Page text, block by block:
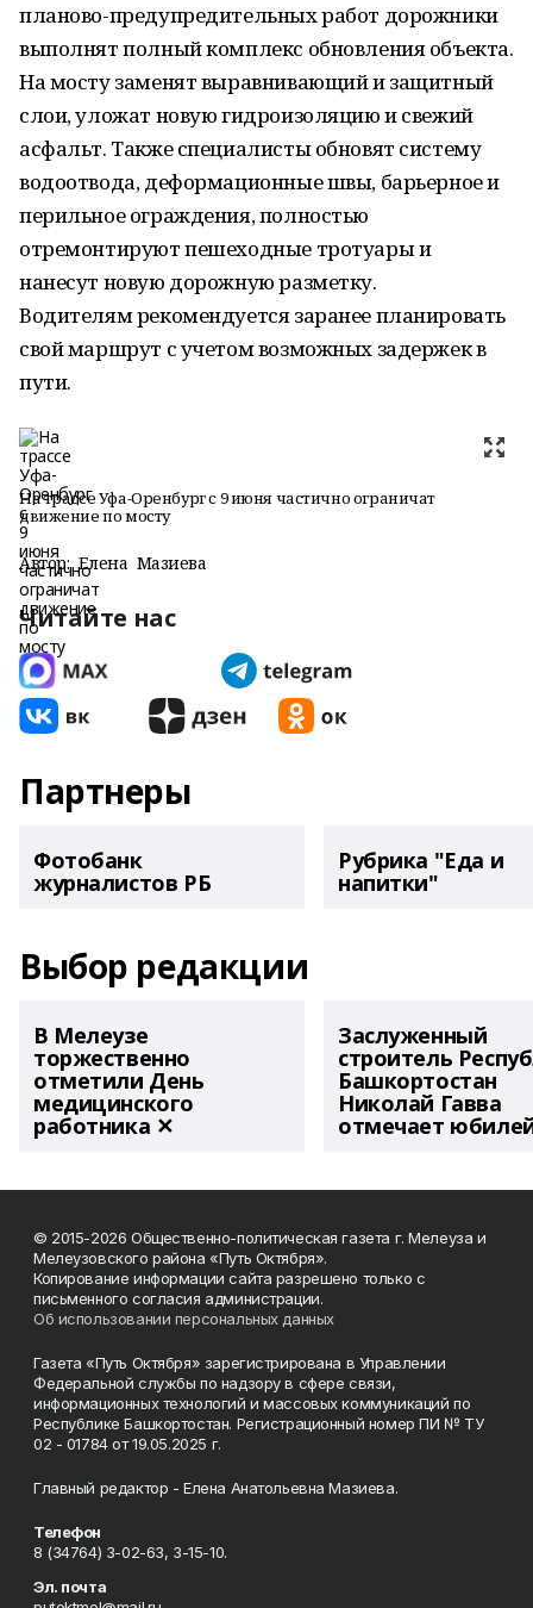
планово-предупредительных работ дорожники
выполнят полный комплекс обновления объекта.
На мосту заменят выравнивающий и защитный
слои, уложат новую гидроизоляцию и свежий
асфальт. Также специалисты обновят систему
водоотвода, деформационные швы, барьерное и
перильное ограждения, полностью
отремонтируют пешеходные тротуары и
нанесут новую дорожную разметку.
Водителям рекомендуется заранее планировать
свой маршрут с учетом возможных задержек в
пути.
На трассе Уфа-Оренбург с 9 июня частично ограничат
движение по мосту
Автор: Елена Мазиева
Читайте нас
Партнеры
Фотобанк
журналистов РБ
Рубрика "Еда и
напитки"
Выбор редакции
В Мелеузе
торжественно
отметили День
медицинского
работника ✕
Заслуженный
строитель
Башкортостан
Николай Гавва
отмечает
© 2015-2026 Общественно-политическая газета г. Мелеуза и
Мелеузовского района «Путь Октября».
Копирование информации сайта разрешено только с
письменного согласия администрации.
Об использовании персональных данных
Газета «Путь Октября» зарегистрирована в Управлении
Федеральной службы по надзору в сфере связи,
информационных технологий и массовых коммуникаций по
Республике Башкортостан. Регистрационный номер ПИ № ТУ
02 - 01784 от 19.05.2025 г.
Главный редактор - Елена Анатольевна Мазиева.
Телефон
8 (34764) 3-02-63, 3-15-10.
Эл. почта